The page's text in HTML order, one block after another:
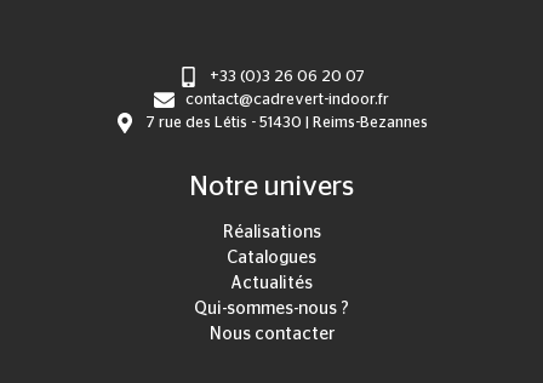
+33 (0)3 26 06 20 07
contact@cadrevert-indoor.fr
7 rue des Létis - 51430 | Reims-Bezannes
Notre univers
Réalisations
Catalogues
Actualités
Qui-sommes-nous ?
Nous contacter